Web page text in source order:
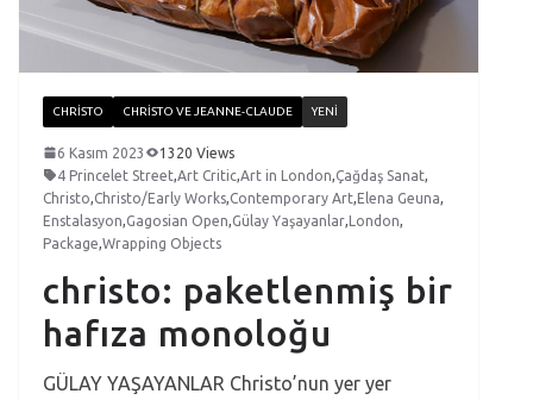
CHRISTO CHRISTO VE JEANNE-CLAUDE YENI
6 Kasım 2023
1320 Views
4 Princelet Street,Art Critic,Art in London,Çağdaş Sanat,
Christo,Christo/Early Works,Contemporary Art,Elena Geuna,
Enstalasyon,Gagosian Open,Gülay Yaşayanlar,London,
Package,Wrapping Objects
christo: paketlenmiş bir
hafıza monoloğu
GÜLAY YAŞAYANLAR Christo’nun yer yer